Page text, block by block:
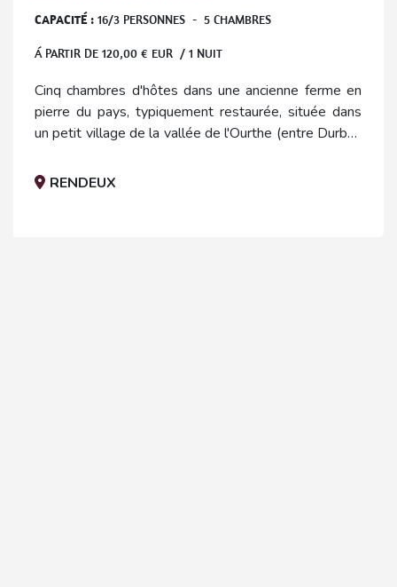
CAPACITÉ : 16/3 PERSONNES - 5 CHAMBRES
Á PARTIR DE 120,00 € EUR / 1 NUIT
Cinq chambres d'hôtes dans une ancienne ferme en
pierre du pays, typiquement restaurée, située dans
un petit village de la vallée de l'Ourthe (entre Durbuy
RENDEUX